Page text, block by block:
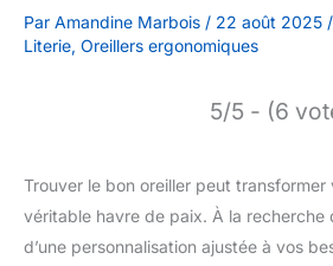
Par Amandine Marbois / 22 août 2025 /
Literie, Oreillers ergonomiques
5/5 - (6
Trouver le bon oreiller peut transformer
véritable havre de paix. À la recherche
d’une personnalisation ajustée à vos